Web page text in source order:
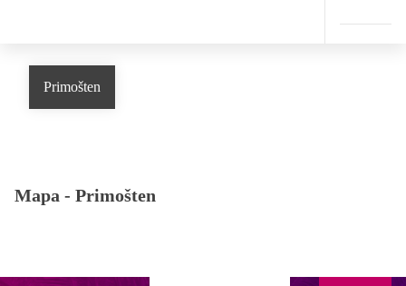
Primošten
Mapa - Primošten